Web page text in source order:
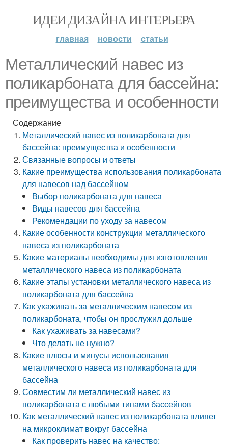
ИДЕИ ДИЗАЙНА ИНТЕРЬЕРА
главная новости статьи
Металлический навес из
поликарбоната для бассейна:
преимущества и особенности
Содержание
Металлический навес из поликарбоната для
бассейна: преимущества и особенности
Связанные вопросы и ответы
Какие преимущества использования поликарбоната
для навесов над бассейном
Выбор поликарбоната для навеса
Виды навесов для бассейна
Рекомендации по уходу за навесом
Какие особенности конструкции металлического
навеса из поликарбоната
Какие материалы необходимы для изготовления
металлического навеса из поликарбоната
Какие этапы установки металлического навеса из
поликарбоната для бассейна
Как ухаживать за металлическим навесом из
поликарбоната, чтобы он прослужил дольше
Как ухаживать за навесами?
Что делать не нужно?
Какие плюсы и минусы использования
металлического навеса из поликарбоната для
бассейна
Совместим ли металлический навес из
поликарбоната с любыми типами бассейнов
Как металлический навес из поликарбоната влияет
на микроклимат вокруг бассейна
Как проверить навес на качество: